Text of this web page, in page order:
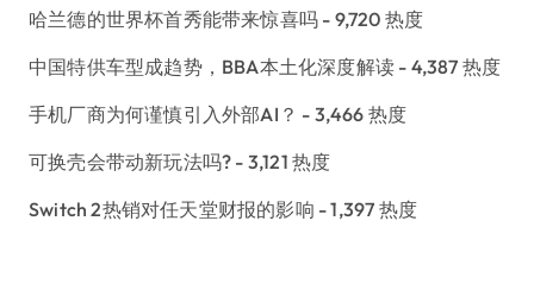
哈兰德的世界杯首秀能带来惊喜吗 - 9,720 热度
中国特供车型成趋势，BBA本土化深度解读 - 4,387 热度
手机厂商为何谨慎引入外部AI？ - 3,466 热度
可换壳会带动新玩法吗? - 3,121 热度
Switch 2热销对任天堂财报的影响 - 1,397 热度